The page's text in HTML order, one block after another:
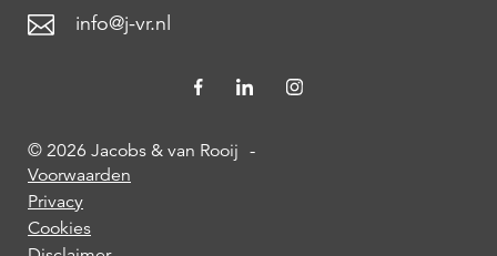
info@j-vr.nl
© 2026 Jacobs & van Rooij -
Voorwaarden
Privacy
Cookies